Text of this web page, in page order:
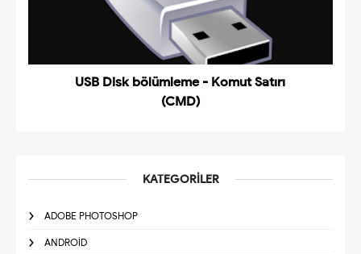
USB Disk bölümleme - Komut Satırı
(CMD)
KATEGORILER
ADOBE PHOTOSHOP
ANDROID